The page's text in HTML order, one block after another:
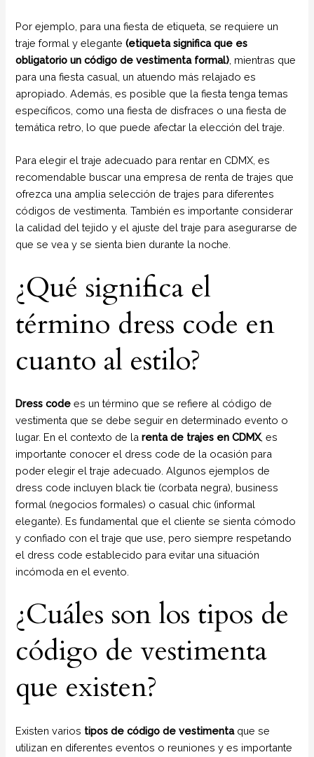
Por ejemplo, para una fiesta de etiqueta, se requiere un
traje formal y elegante(etiqueta significa que es
obligatorio un código de vestimenta formal) , mientras que
para una fiesta casual, un atuendo más relajado es
apropiado. Además, es posible que la fiesta tenga temas
específicos, como una fiesta de disfraces o una fiesta de
temática retro, lo que puede afectar la elección del traje.
Para elegir el traje adecuado para rentar en CDMX, es
recomendable buscar una empresa de renta de trajes que
ofrezca una amplia selección de trajes para diferentes
códigos de vestimenta. También es importante considerar
la calidad del tejido y el ajuste del traje para asegurarse de
que se vea y se sienta bien durante la noche.
¿Qué significa el
término dress code en
cuanto al estilo?
Dress code es un término que se refiere al código de
vestimenta que se debe seguir en determinado evento o
lugar. En el contexto de larenta de trajes en CDMX, es
importante conocer el dress code de la ocasión para
poder elegir el traje adecuado. Algunos ejemplos de
dress code incluyen black tie (corbata negra), business
formal (negocios formales) o casual chic (informal
elegante). Es fundamental que el cliente se sienta cómodo
y confiado con el traje que use, pero siempre respetando
el dress code establecido para evitar una situación
incómoda en el evento.
¿Cuáles son los tipos de
código de vestimenta
que existen?
Existen varios tipos de código de vestimentaque se
utilizan en diferentes eventos o reuniones y es importante